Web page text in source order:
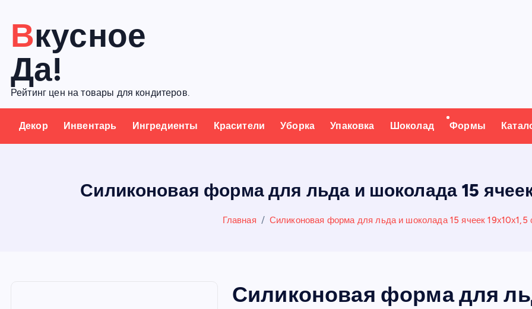
с
Вкусное
Да!
Рейтинг цен на товары для кондитеров.
Декор Инвентарь Ингредиенты Красители Уборка Упаковка Шоколад Формы
Силиконовая форма для льда и шоколада 15
Главная Силиконовая форма для льда и шоколада 15 ячеек
Силиконовая форма для